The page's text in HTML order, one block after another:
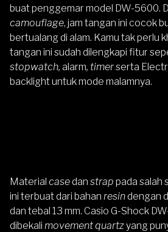
buat penggemar model DW-5600.
camouflage, jam tangan ini cocok
bertualang di alam. Kamu tak perlu
tangan ini sudah dilengkapi fitur
stopwatch, alarm, timerserta
backlight untuk mode malamnya.
Material casedan strap pada salah
ini terbuat dari bahan resindengan
dan tebal 13 mm. Casio G-Shock
dibekali movement quartzyang